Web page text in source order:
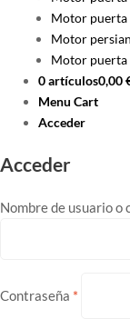
Motor puerta
Motor
Motor puerta
0 artículos0,00
Menu Cart
Acceder
Acceder
Nombre de usuario
Contraseña *